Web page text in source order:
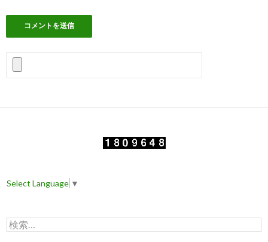
Select Language ▼
検
索